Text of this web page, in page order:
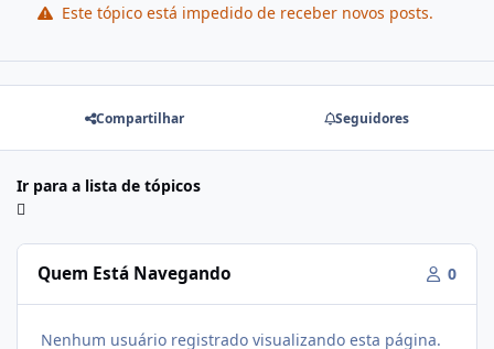
Este tópico está impedido de receber novos posts.
Compartilhar Seguidores
Ir para a lista de tópicos
Quem Está Navegando 0
Nenhum usuário registrado visualizando esta página.